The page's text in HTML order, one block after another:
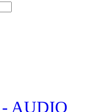
AUDIO